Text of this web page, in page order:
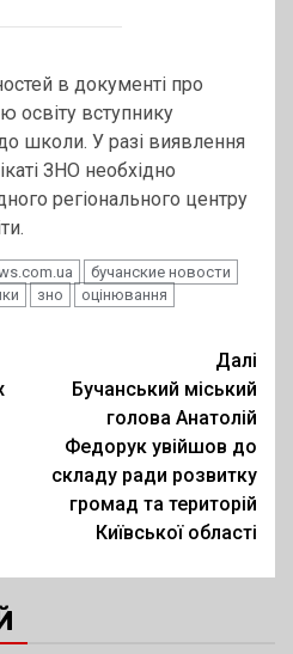
в документі про
освіту вступнику
школи. У разі виявлення
ЗНО необхідно
регіонального центру
бучанские новости
зно
оцінювання
Далі
Бучанський міський
голова Анатолій
Федорук увійшов до
складу ради розвитку
громад та територій
Київської області